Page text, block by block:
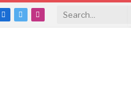
Facebook
TwitterInstagram